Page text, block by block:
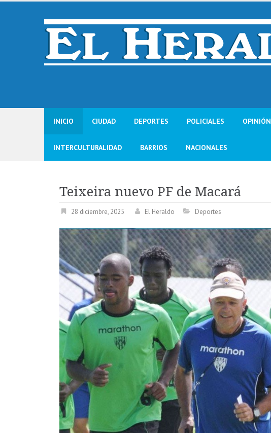
Skip
INICIO CIUDAD DEPORTES POLICIALES OPINIÓN
INTERCULTURALIDAD BARRIOS NACIONALES
Teixeira nuevo PF de Macará
28 diciembre, 2025 El Heraldo Deportes